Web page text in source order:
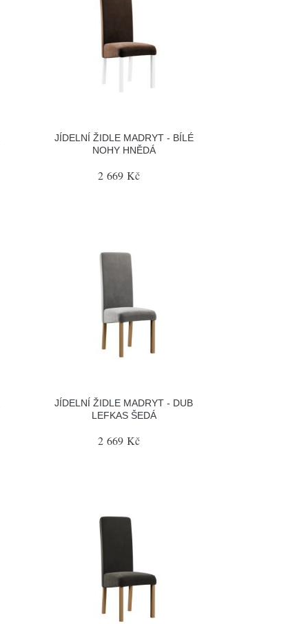
JÍDELNÍ ŽIDLE MADRYT - BÍLÉ
NOHY HNĚDÁ
2 669 Kč
JÍDELNÍ ŽIDLE MADRYT - DUB
LEFKAS ŠEDÁ
2 669 Kč